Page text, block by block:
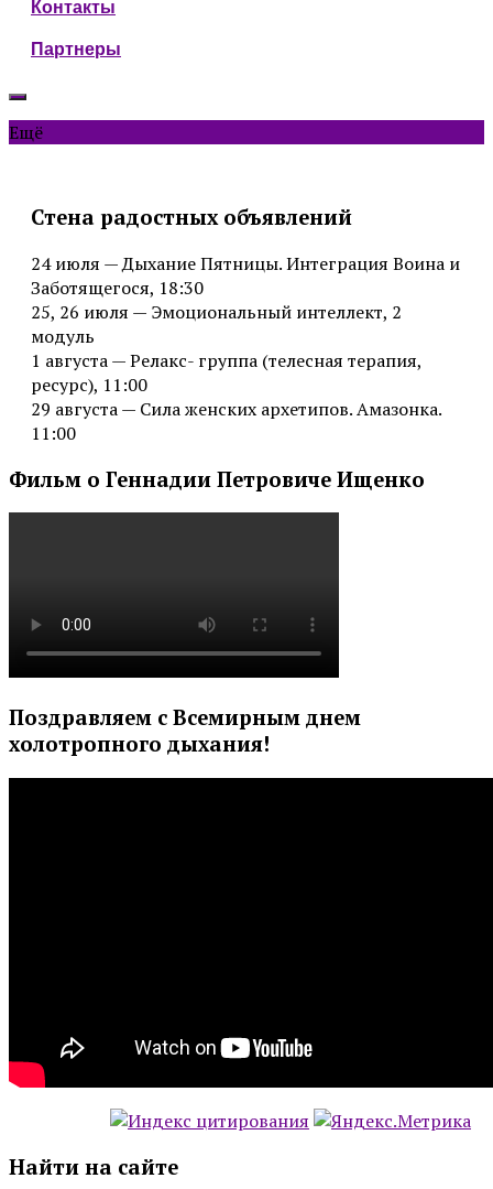
Контакты
Партнеры
Ещё
Стена радостных объявлений
24 июля — Дыхание Пятницы. Интеграция Воина и
Заботящегося, 18:30
25, 26 июля — Эмоциональный интеллект, 2
модуль
1 августа — Релакс- группа (телесная терапия,
ресурс), 11:00
29 августа — Сила женских архетипов. Амазонка.
11:00
Фильм о Геннадии Петровиче Ищенко
Поздравляем с Всемирным днем
холотропного дыхания!
Найти на сайте